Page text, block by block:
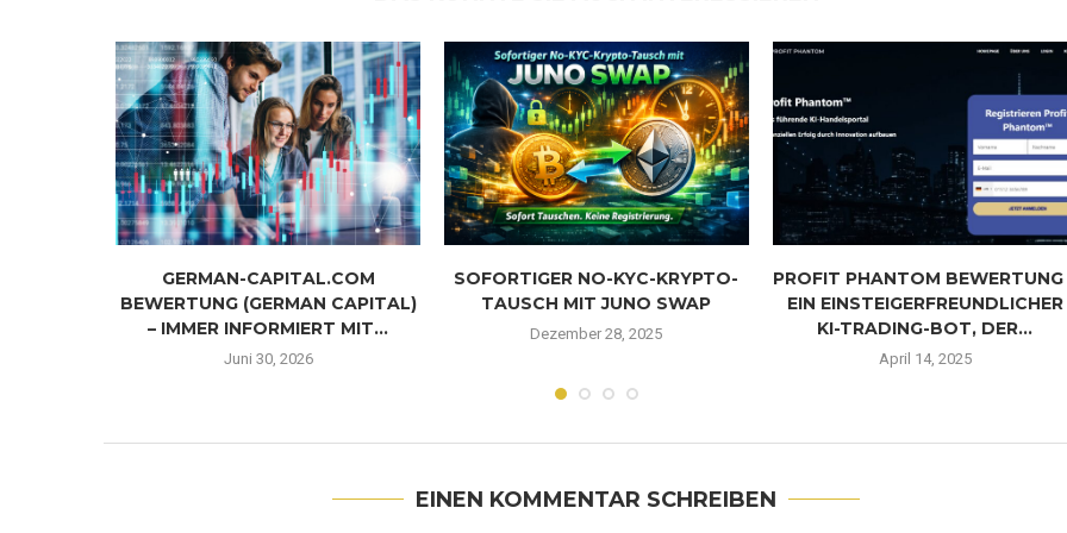
GERMAN-CAPITAL.COM
BEWERTUNG (GERMAN CAPITAL)
– IMMER INFORMIERT MIT...
Juni 30, 2026
SOFORTIGER NO-KYC-KRYPTO-
TAUSCH MIT JUNO SWAP
Dezember 28, 2025
PROFIT PHANTOM BEWERTUNG
EIN EINSTEIGERFREUNDLICHER
KI-TRADING-BOT, DER...
April 14, 2025
EINEN KOMMENTAR SCHREIBEN